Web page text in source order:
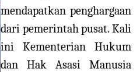
mendapatkan penghargaan
dari pemerintah pusat. Kali
ini Kementerian Hukum
dan Hak Asasi Manusia